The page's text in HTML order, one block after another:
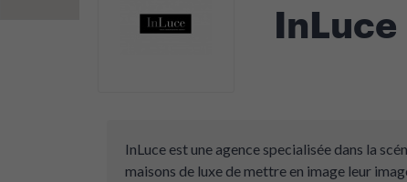
InLuce
InLuce est une agence specialisée dans la
maisons de luxe de mettre en image leur